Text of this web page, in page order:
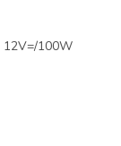
12V=/100W